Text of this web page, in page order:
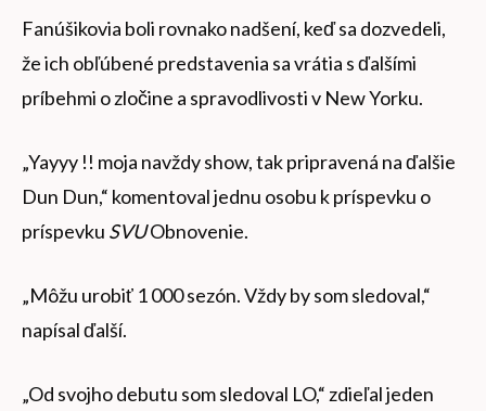
Fanúšikovia boli rovnako nadšení, keď sa dozvedeli,
že ich obľúbené predstavenia sa vrátia s ďalšími
príbehmi o zločine a spravodlivosti v New Yorku.
„Yayyy !! moja navždy show, tak pripravená na ďalšie
Dun Dun,“ komentoval jednu osobu k príspevku o
príspevku SVUObnovenie.
„Môžu urobiť 1 000 sezón. Vždy by som sledoval,“
napísal ďalší.
„Od svojho debutu som sledoval LO,“ zdieľal jeden